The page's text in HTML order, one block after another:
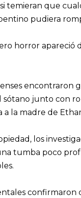
temieran que
pudiera
horror apareció
encontraron
sótano junto con
la madre de
los
tumba poco
confirmaron